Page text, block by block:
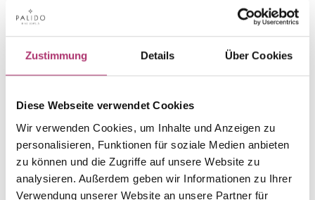
Zustimmung Details Über Cookies
Diese Webseite verwendet Cookies
Wir verwenden Cookies, um Inhalte und Anzeigen zu
personalisieren, Funktionen für soziale Medien anbieten
zu können und die Zugriffe auf unsere Website zu
analysieren. Außerdem geben wir Informationen zu Ihrer
Verwendung unserer Website an unsere Partner für
Gem Color
white
Gem
-
The matching pieces